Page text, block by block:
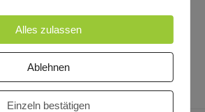
am21. November 2020veröffentlicht.
Alles zulassen
Ablehnen
Einzeln bestätigen